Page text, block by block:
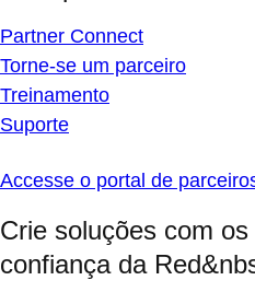
Partner Connect
Torne-se um parceiro
Treinamento
Suporte
Accesse o portal de
Crie soluções com
confiança da